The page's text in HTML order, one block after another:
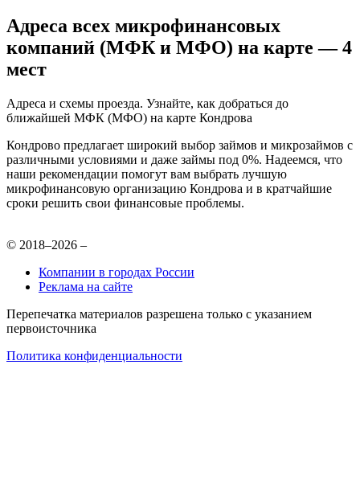
Адреса всех микрофинансовых
компаний (МФК и МФО) на карте — 4
мест
Адреса и схемы проезда. Узнайте, как добраться до
ближайшей МФК (МФО) на карте Кондрова
Кондрово предлагает широкий выбор займов и микрозаймов с
различными условиями и даже займы под 0%. Надеемся, что
наши рекомендации помогут вам выбрать лучшую
микрофинансовую организацию Кондрова и в кратчайшие
сроки решить свои финансовые проблемы.
© 2018–2026 –
Компании в городах России
Реклама на сайте
Перепечатка материалов разрешена только с указанием
первоисточника
Политика конфиденциальности